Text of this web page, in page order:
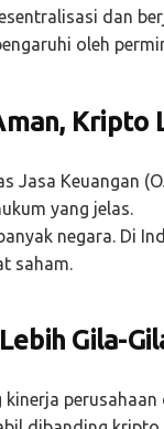
dan
oleh
Kripto
Jasa Keuangan
yang jelas.
negara. Di
saham.
Gila-